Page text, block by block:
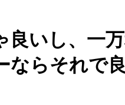
良いし、一
ならそれで